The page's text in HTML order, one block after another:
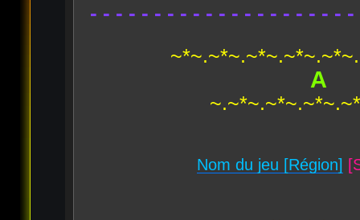
- - - - - - - - - - - - - - - - - - - -
A
Nom du jeu [Région]